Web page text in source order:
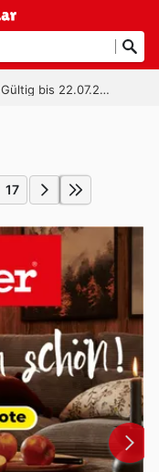
Gültig bis 22.07.2026
17